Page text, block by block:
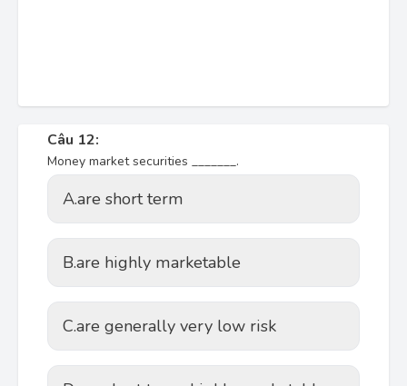
Câu 12:
Money market securities _______.
A.are short term
B.are highly marketable
C.are generally very low risk